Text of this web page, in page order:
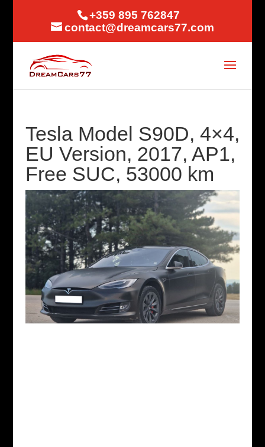
+359 895 762847
contact@dreamcars77.com
Tesla Model S90D, 4×4,
EU Version, 2017, AP1,
Free SUC, 53000 km